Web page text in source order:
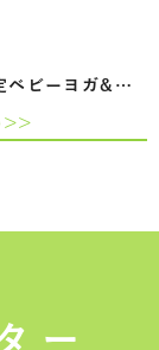
『品川・目黒』JAHA認定ベビーヨガ&ママヨ…
>>
ー